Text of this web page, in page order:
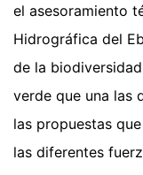
el asesoramiento
Hidrográfica del
de la
verde que una las
las propuestas
las diferentes